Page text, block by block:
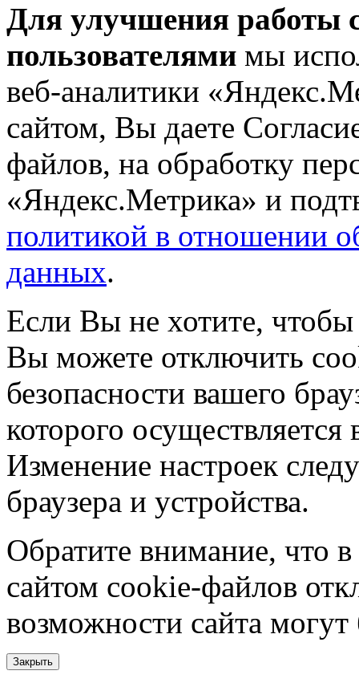
Для улучшения работы
пользователями мы
веб-аналитики
сайтом, Вы даете
файлов, на обработку
«Яндекс.Метрика» и
политикой в отношении
данных.
Если Вы не хотите,
Вы можете отключить
безопасности вашего
которого
Изменение настроек
браузера и устройства.
Обратите внимание, что в
сайтом cookie-файлов
возможности сайта
Закрыть